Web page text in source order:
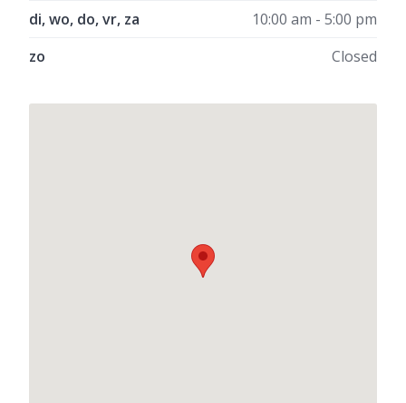
di, wo, do, vr, za
10:00 am - 5:00 pm
zo
Closed